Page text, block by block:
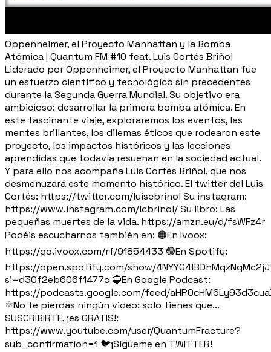
Oppenheimer, el Proyecto Manhattan y la Bomba
Atómica | Quantum FM #10 feat. Luis Cortés Briñol
Liderado por Oppenheimer, el Proyecto Manhattan fue
un esfuerzo científico y tecnológico sin precedentes
durante la Segunda Guerra Mundial. Su objetivo era
ambicioso: desarrollar la primera bomba atómica. En
este fascinante viaje, exploraremos los eventos, las
mentes brillantes, los dilemas éticos que rodearon este
proyecto, los impactos históricos y las lecciones
aprendidas que todavía resuenan en la sociedad actual.
Y para ello nos acompaña Luis Cortés Briñol, que nos
desmenuzará este momento histórico. El twitter del Luis
Cortés: https://twitter.com/luiscbrinol Su instagram:
https://www.instagram.com/lcbrinol/ Su libro: Las
pequeñas muertes de la vida. https://amzn.eu/d/fsWFz4r
Podéis escucharnos también en: 🟠En Ivoox:
https://go.ivoox.com/rf/91854433 🟢En Spotify:
https://open.spotify.com/show/
si=d30f2eb606f1477c 🔵En Google Podcast:
https://podcasts.google.com/feed/
⚛️No te pierdas ningún video: solo tienes que...
SUSCRIBIRTE, ¡es GRATIS!:
https://www.youtube.com/user/QuantumFracture?
sub_confirmation=1 🐦¡Sígueme en TWITTER!